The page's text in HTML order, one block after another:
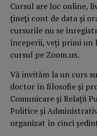
Cursul are loc online,
ţineţi cont de data şi
cursurile nu se
începerii, veţi primi un
cursul pe Zoom.us.
Vă invităm la un curs
doctor în filosofie şi
Comunicare şi Relaţii
Politice şi
organizat în cinci